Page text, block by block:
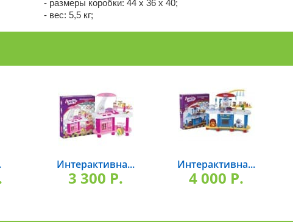
- размеры коробки: 44 x 36 x 40;
- вес: 5,5 кг;
Интерактивна...
3 300 P.
Интерактивна...
4 000 P.